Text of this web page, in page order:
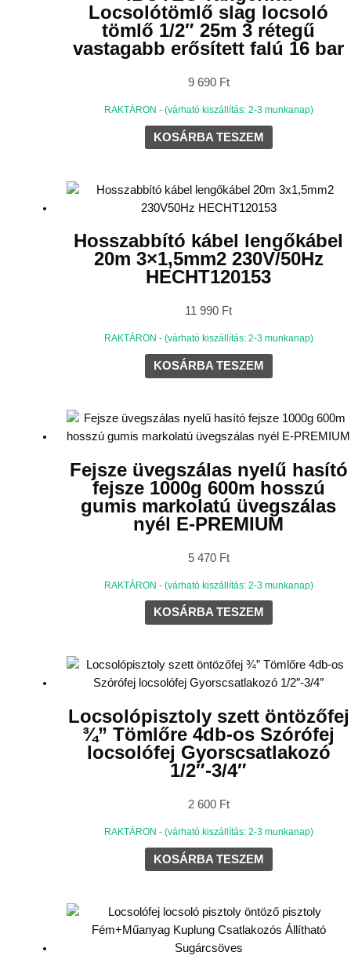
Locsolótömlő slag locsoló
tömlő 1/2″ 25m 3 rétegű
vastagabb erősített falú 16 bar
9 690 Ft
RAKTÁRON - (várható kiszállítás: 2-3 munkanap)
KOSÁRBA TESZEM
Hosszabbító kábel lengőkábel
20m 3×1,5mm2 230V/50Hz
HECHT120153
11 990 Ft
RAKTÁRON - (várható kiszállítás: 2-3 munkanap)
KOSÁRBA TESZEM
Fejsze üvegszálas nyelű hasító
fejsze 1000g 600m hosszú
gumis markolatú üvegszálas
nyél E-PREMIUM
5 470 Ft
RAKTÁRON - (várható kiszállítás: 2-3 munkanap)
KOSÁRBA TESZEM
Locsolópisztoly szett öntözőfej
¾” Tömlőre 4db-os Szórófej
locsolófej Gyorscsatlakozó
1/2″-3/4″
2 600 Ft
RAKTÁRON - (várható kiszállítás: 2-3 munkanap)
KOSÁRBA TESZEM